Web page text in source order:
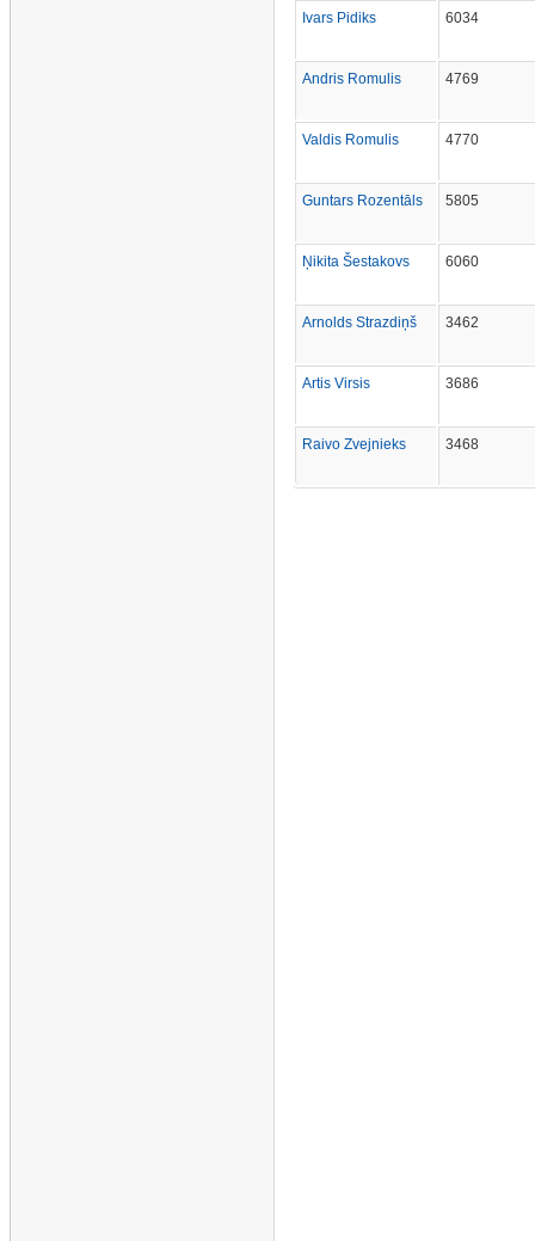
Ivars Pidiks 6034
Andris Romulis 4769
Valdis Romulis 4770
Guntars Rozentāls 5805
Ņikita Šestakovs 6060
Arnolds Strazdiņš 3462
Artis Virsis 3686
Raivo Zvejnieks 3468